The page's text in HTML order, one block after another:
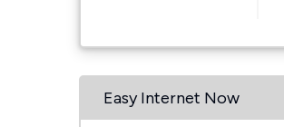
Easy Internet Now